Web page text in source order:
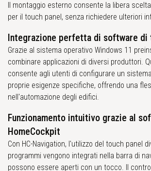
Il montaggio esterno consente la libera
per il touch panel, senza richiedere ulteriori
Integrazione perfetta di software
Grazie al sistema operativo Windows 11
combinare applicazioni di diversi produttori.
consente agli utenti di configurare un
proprie esigenze specifiche, offrendo una
nell'automazione degli edifici.
Funzionamento intuitivo grazie al
HomeCockpit
Con HC-Navigation, l'utilizzo del touch panel
programmi vengono integrati nella barra di
possono essere aperti con un tocco. Il